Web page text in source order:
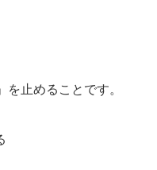
を止めることです。